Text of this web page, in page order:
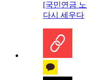
[국민연금
다시 세우다